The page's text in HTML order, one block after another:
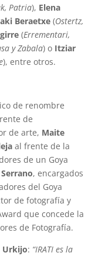
Patria), Elena
Beraetxe(Ostertz,
(Errementari,
y Zabala) o Itziar
), entre otros.
de renombre
de
de arte, Maite
al frente de la
de un Goya
, encargados
del Goya
de fotografía y
que concede la
de Fotografía.
Urkijo: “IRATI es la